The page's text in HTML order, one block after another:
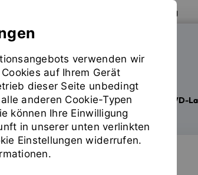
Zur Website der OTH Regensburg
HOCHSCHULBIBLIOTHEK
Sie
befinden
sich
auf
der
Ausleihen Technikausleihe DVD-
verwenden wir
auf Ihrem Gerät
dieser Seite unbedingt
anderen Cookie-Typen
können Ihre Einwilligung
in unserer unten verlinkten
Einstellungen widerrufen.